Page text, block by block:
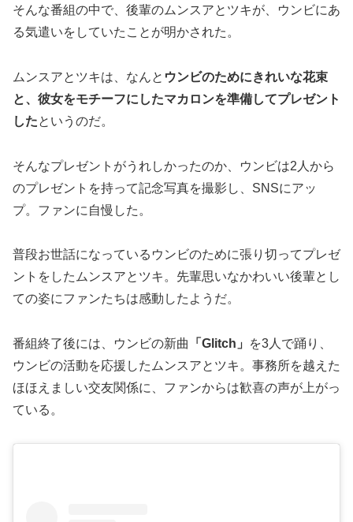
そんな番組の中で、後輩のムンスアとツキが、ウンビにあ
る気遣いをしていたことが明かされた。
ムンスアとツキは、なんと ウンビのためにきれいな花束
と、彼女をモチーフにしたマカロンを準備してプレゼント
したというのだ。
そんなプレゼントがうれしかったのか、ウンビは2人から
のプレゼントを持って記念写真を撮影し、SNSにアッ
プ。ファンに自慢した。
普段お世話になっているウンビのために張り切ってプレゼ
ントをしたムンスアとツキ。先輩思いなかわいい後輩とし
ての姿にファンたちは感動したようだ。
番組終了後には、ウンビの新曲 「Glitch」
を3人で踊り、
ウンビの活動を応援したムンスアとツキ。事務所を越えた
ほほえましい交友関係に、ファンからは歓喜の声が上がっ
ている。